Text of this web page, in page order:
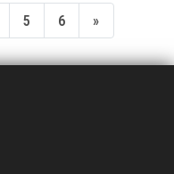
5 6 »